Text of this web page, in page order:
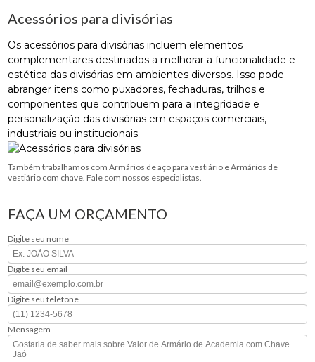
Acessórios para divisórias
Os acessórios para divisórias incluem elementos
complementares destinados a melhorar a funcionalidade e
estética das divisórias em ambientes diversos. Isso pode
abranger itens como puxadores, fechaduras, trilhos e
componentes que contribuem para a integridade e
personalização das divisórias em espaços comerciais,
industriais ou institucionais.
Também trabalhamos com Armários de aço para vestiário e Armários de
vestiário com chave. Fale com nossos especialistas.
FAÇA UM ORÇAMENTO
Digite seu nome
Digite seu email
Digite seu telefone
Mensagem